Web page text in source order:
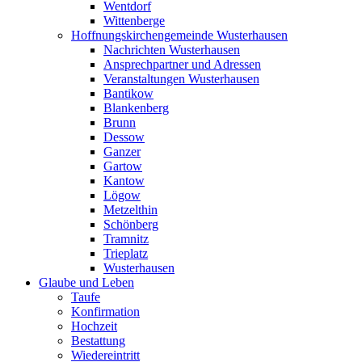
Wentdorf
Wittenberge
Hoffnungskirchengemeinde Wusterhausen
Nachrichten Wusterhausen
Ansprechpartner und Adressen
Veranstaltungen Wusterhausen
Bantikow
Blankenberg
Brunn
Dessow
Ganzer
Gartow
Kantow
Lögow
Metzelthin
Schönberg
Tramnitz
Trieplatz
Wusterhausen
Glaube und Leben
Taufe
Konfirmation
Hochzeit
Bestattung
Wiedereintritt